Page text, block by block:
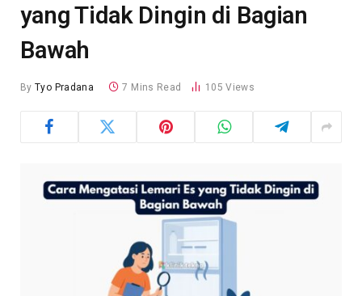
yang Tidak Dingin di Bagian
Bawah
By Tyo Pradana 7 Mins Read 105Views